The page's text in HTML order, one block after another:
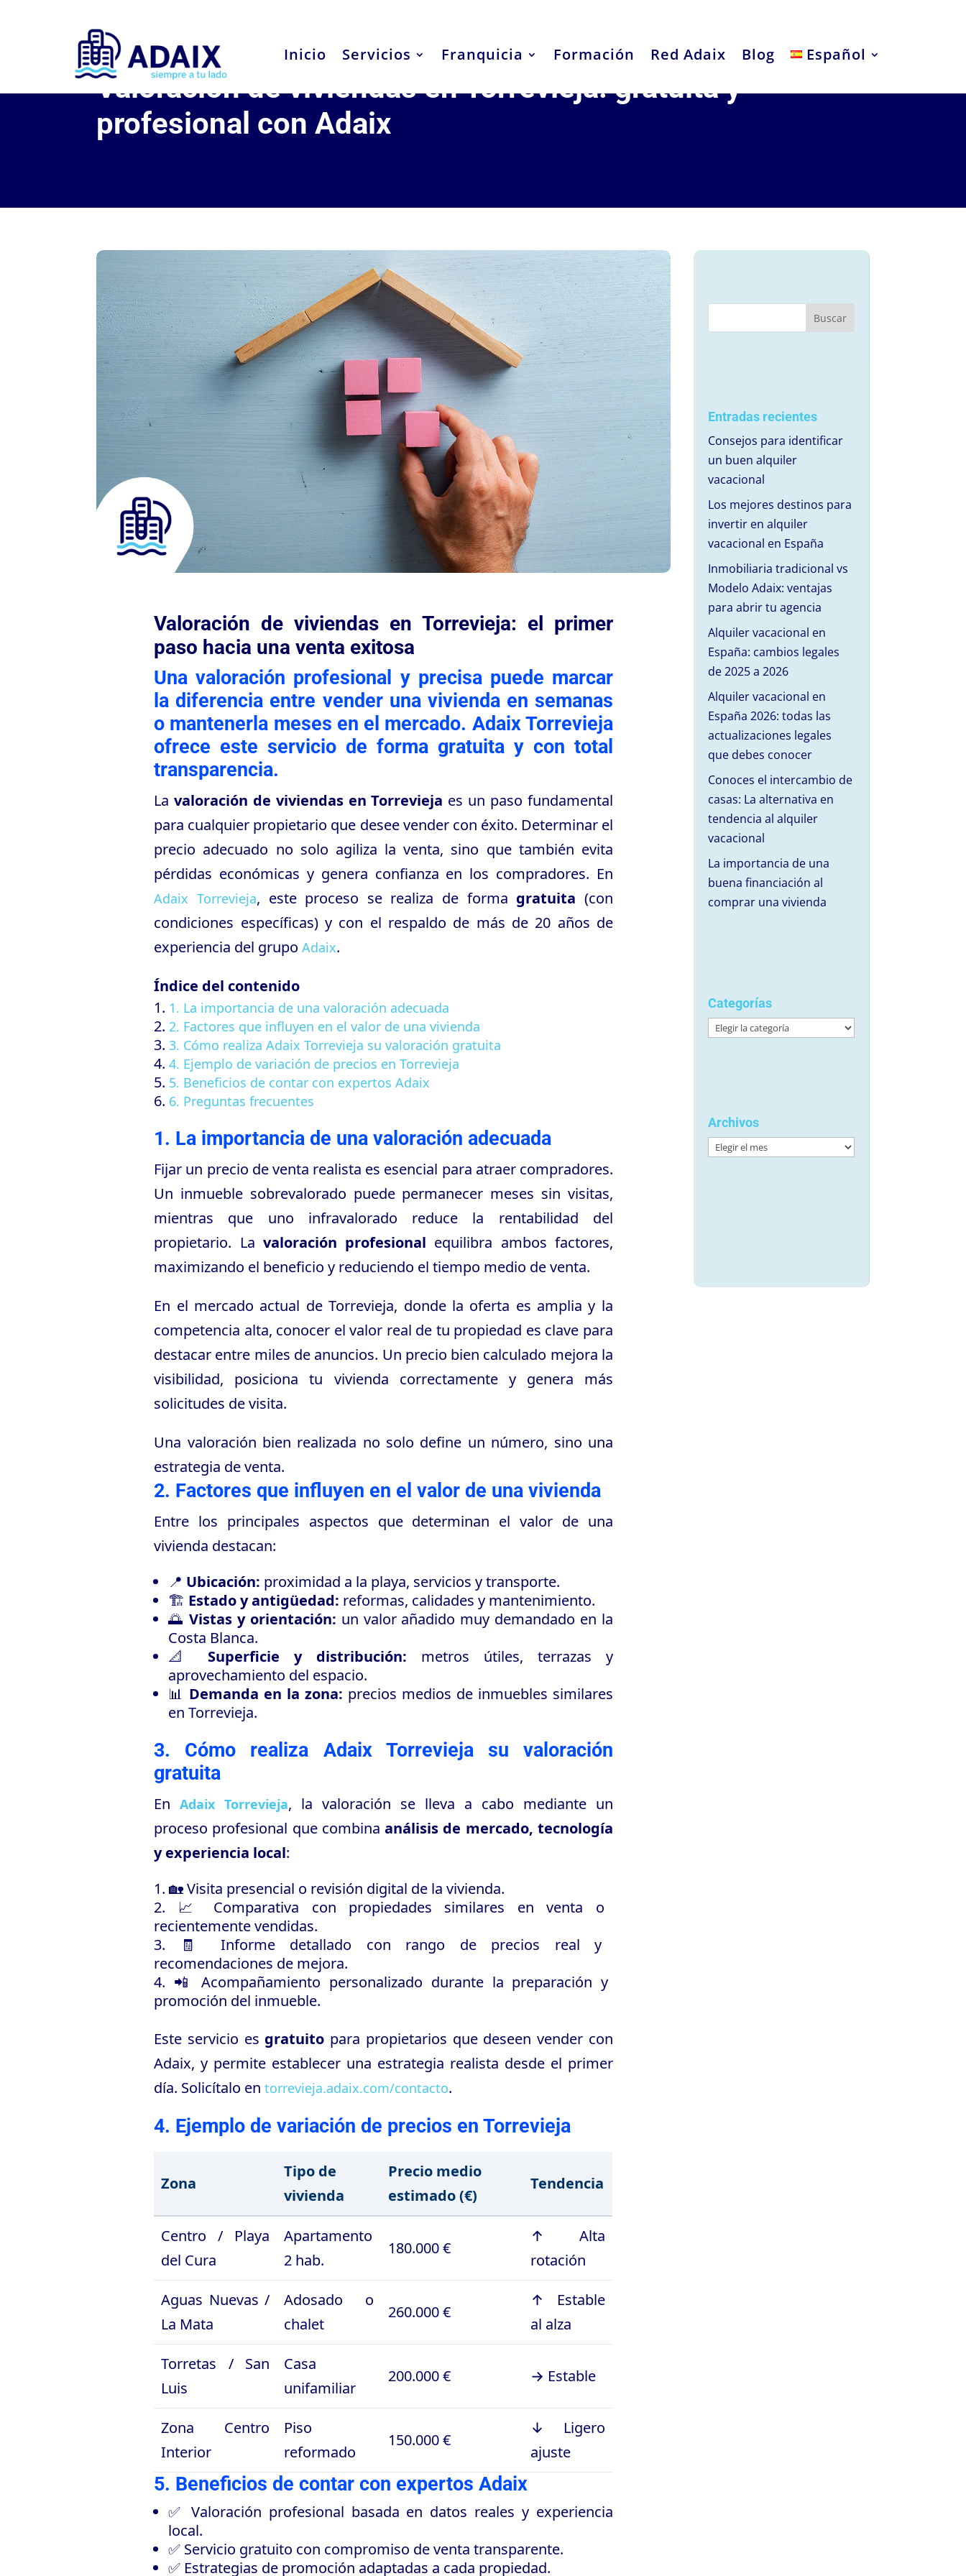
Inicio Servicios Franquicia Formación Red Adaix Blog Español
Valoración de viviendas en Torrevieja: gratuita y
profesional con Adaix
Valoración de viviendas en Torrevieja: el primer
paso hacia una venta exitosa
Una valoración profesional y precisa puede marcar
la diferencia entre vender una vivienda en semanas
o mantenerla meses en el mercado. Adaix Torrevieja
ofrece este servicio de forma gratuita y con total
transparencia.
Lavaloración de viviendas en Torrevieja es un paso fundamental
para cualquier propietario que desee vender con éxito. Determinar el
precio adecuado no solo agiliza la venta, sino que también evita
pérdidas económicas y genera confianza en los compradores. En
Adaix Torrevieja, este proceso se realiza de forma gratuita (con
condiciones específicas) y con el respaldo de más de 20 años de
experiencia del grupoAdaix.
Índice del contenido
1. La importancia de una valoración adecuada
2. Factores que influyen en el valor de una vivienda
3. Cómo realiza Adaix Torrevieja su valoración gratuita
4. Ejemplo de variación de precios en Torrevieja
5. Beneficios de contar con expertos Adaix
6. Preguntas frecuentes
1. La importancia de una valoración adecuada
Fijar un precio de venta realista es esencial para atraer compradores.
Un inmueble sobrevalorado puede permanecer meses sin visitas,
mientras que uno infravalorado reduce la rentabilidad del
propietario. La valoración profesional equilibra ambos factores,
maximizando el beneficio y reduciendo el tiempo medio de venta.
En el mercado actual de Torrevieja, donde la oferta es amplia y la
competencia alta, conocer el valor real de tu propiedad es clave para
destacar entre miles de anuncios. Un precio bien calculado mejora la
visibilidad, posiciona tu vivienda correctamente y genera más
solicitudes de visita.
Una valoración bien realizada no solo define un número, sino una
estrategia de venta.
2. Factores que influyen en el valor de una vivienda
Entre los principales aspectos que determinan el valor de una
vivienda destacan:
📍 Ubicación: proximidad a la playa, servicios y transporte.
🏗️ Estado y antigüedad: reformas, calidades y mantenimiento.
🌅 Vistas y orientación: un valor añadido muy demandado en la
Costa Blanca.
📐 Superficie y distribución: metros útiles, terrazas y
aprovechamiento del espacio.
📊 Demanda en la zona: precios medios de inmuebles similares
en Torrevieja.
3. Cómo realiza Adaix Torrevieja su valoración
gratuita
EnAdaix Torrevieja, la valoración se lleva a cabo mediante un
proceso profesional que combinaanálisis de mercado, tecnología
y experiencia local:
🏡 Visita presencial o revisión digital de la vivienda.
📈 Comparativa con propiedades similares en venta o
recientemente vendidas.
🧾 Informe detallado con rango de precios real y
recomendaciones de mejora.
📲 Acompañamiento personalizado durante la preparación y
promoción del inmueble.
Este servicio es gratuito para propietarios que deseen vender con
Adaix, y permite establecer una estrategia realista desde el primer
día. Solicítalo entorrevieja.adaix.com/contacto.
4. Ejemplo de variación de precios en Torrevieja
Zona
Tipo de
vivienda
Precio medio
estimado (€)
Tendencia
Centro / Playa
del Cura
Apartamento
2 hab.
180.000 €
↑ Alta
rotación
Aguas Nuevas /
La Mata
Adosado o
chalet
260.000 €
↑ Estable
al alza
Torretas / San
Luis
Casa
unifamiliar
200.000 € → Estable
Zona Centro
Interior
Piso
reformado
150.000 €
↓ Ligero
ajuste
5. Beneficios de contar con expertos Adaix
✅ Valoración profesional basada en datos reales y experiencia
local.
✅ Servicio gratuito con compromiso de venta transparente.
✅ Estrategias de promoción adaptadas a cada propiedad.
Entradas recientes
Consejos para identificar
un buen alquiler
vacacional
Los mejores destinos para
invertir en alquiler
vacacional en España
Inmobiliaria tradicional vs
Modelo Adaix: ventajas
para abrir tu agencia
Alquiler vacacional en
España: cambios legales
de 2025 a 2026
Alquiler vacacional en
España 2026: todas las
actualizaciones legales
que debes conocer
Conoces el intercambio de
casas: La alternativa en
tendencia al alquiler
vacacional
La importancia de una
buena financiación al
comprar una vivienda
Categorías
Categorías
Archivos
Archivos